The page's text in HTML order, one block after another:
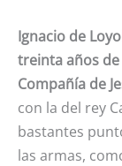
Ignacio de
treinta años
Compañía de
con la del rey
bastantes
las armas,